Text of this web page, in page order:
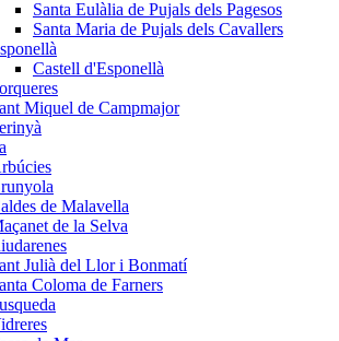
Santa Eulàlia de Pujals dels Pagesos
Santa Maria de Pujals dels Cavallers
Castell d'Esponellà
Miquel de Campmajor
de Malavella
de la Selva
Julià del Llor i Bonmatí
Coloma de Farners